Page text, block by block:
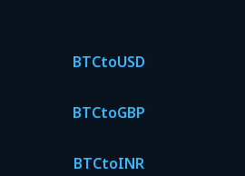
BTCtoUSD
BTCtoGBP
BTCtoINR